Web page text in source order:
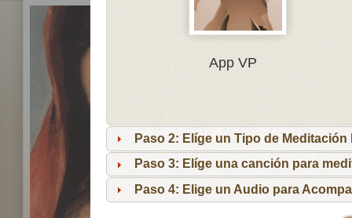
App VP
Paso 2: Elíge un Tipo de Meditación
Paso 3: Elíge una canción para
Paso 4: Elige un Audio para